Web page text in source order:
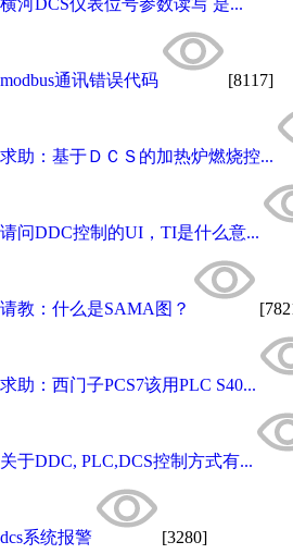
横河DCS仪表位号参数读写 是...
modbus通讯错误代码 [8117]
求助：基于ＤＣＳ的加热炉燃烧控...
请问DDC控制的UI，TI是什么意...
请教：什么是SAMA图？
求助：西门子PCS7该用PLC S40...
关于DDC, PLC,DCS控制方式有...
dcs系统报警 [3280]